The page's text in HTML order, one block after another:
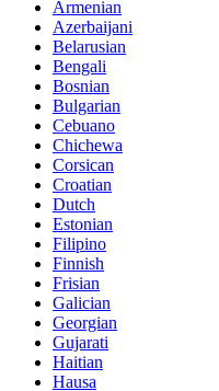
Armenian
Azerbaijani
Belarusian
Bengali
Bosnian
Bulgarian
Cebuano
Chichewa
Corsican
Croatian
Dutch
Estonian
Filipino
Finnish
Frisian
Galician
Georgian
Gujarati
Haitian
Hausa